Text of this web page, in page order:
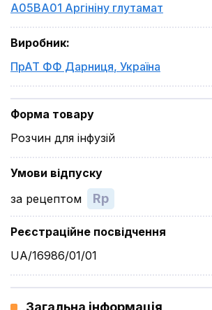
A05BA01 Аргініну глутамат
Виробник:
ПрАТ ФФ Дарниця, Україна
Форма товару
Розчин для інфузій
Умови відпуску
за рецептом
Rp
Реєстраційне посвідчення
UA/16986/01/01
Загальна інформація